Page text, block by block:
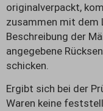
originalverpackt,
zusammen mit dem
Beschreibung der
angegebene
schicken.
Ergibt sich bei der
Waren keine